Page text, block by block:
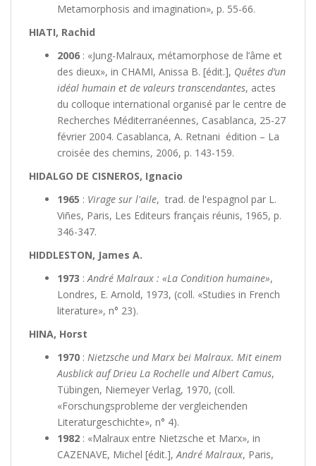
Metamorphosis and imagination», p. 55-66.
HIATI, Rachid
2006 : «Jung-Malraux, métamorphose de l’âme et
des dieux», in CHAMI, Anissa B. [édit.], Quêtes d’un
idéal humain et de valeurs transcendantes, actes
du colloque international organisé par le centre de
Recherches Méditerranéennes, Casablanca, 25-27
février 2004. Casablanca, A. Retnani édition – La
croisée des chemins, 2006, p. 143-159.
HIDALGO DE CISNEROS, Ignacio
1965 : Virage sur l'aile, trad. de l'espagnol par L.
Viñes, Paris, Les Editeurs français réunis, 1965, p.
346-347.
HIDDLESTON, James A.
1973 :André Malraux : «La Condition humaine»,
Londres, E. Arnold, 1973, (coll. «Studies in French
literature», n° 23).
HINA, Horst
1970 : Nietzsche und Marx bei Malraux. Mit einem
Ausblick auf Drieu La Rochelle und Albert Camus,
Tübingen, Niemeyer Verlag, 1970, (coll.
«Forschungsprobleme der vergleichenden
Literaturgeschichte», n° 4).
1982 : «Malraux entre Nietzsche et Marx», in
CAZENAVE, Michel [édit.],André Malraux, Paris,